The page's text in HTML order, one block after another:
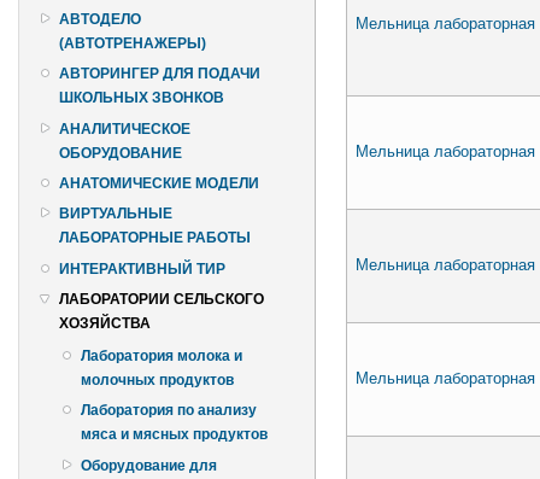
АВТОДЕЛО
(АВТОТРЕНАЖЕРЫ)
АВТОРИНГЕР ДЛЯ ПОДАЧИ
ШКОЛЬНЫХ ЗВОНКОВ
АНАЛИТИЧЕСКОЕ
ОБОРУДОВАНИЕ
АНАТОМИЧЕСКИЕ МОДЕЛИ
ВИРТУАЛЬНЫЕ
ЛАБОРАТОРНЫЕ РАБОТЫ
ИНТЕРАКТИВНЫЙ ТИР
ЛАБОРАТОРИИ СЕЛЬСКОГО
ХОЗЯЙСТВА
Лаборатория молока и
молочных продуктов
Лаборатория по анализу
мяса и мясных продуктов
Оборудование для
Мельница
Мельница
Мельница
Мельница